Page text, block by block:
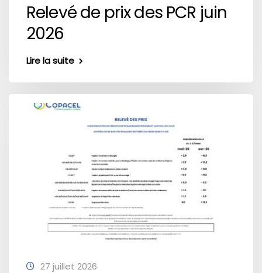
Relevé de prix des PCR juin
2026
Lire la suite
27 juillet 2026